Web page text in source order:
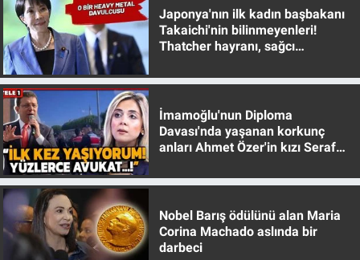
Japonya'nın ilk kadın başbakanı
Takaichi'nin bilinmeyenleri!
Thatcher hayranı, sağcı
İmamoğlu'nun Diploma
Davası'nda yaşanan korkunç
anları Ahmet Özer'in kızı Seraf
Nobel Barış ödülünü alan Maria
Corina Machado aslında bir
darbeci
Spor
Teknoloji
Türkiye'nin Geleceği
Türkiye'nin Gündemi
Yerel Gündem
Yerel Yaşam